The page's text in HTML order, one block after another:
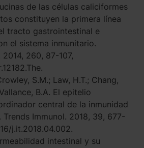
de las células caliciformes
constituyen la primera línea
tracto gastrointestinal e
el sistema inmunitario.
2014, 260, 87-107,
S.M.; Law, H.T.; Chang,
B.A. El epitelio
central de la inmunidad
Trends Immunol. 2018, 39, 677-
j.it.2018.04.002.
intestinal y su